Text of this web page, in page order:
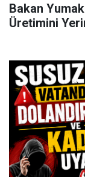
Bakan
Üretimini